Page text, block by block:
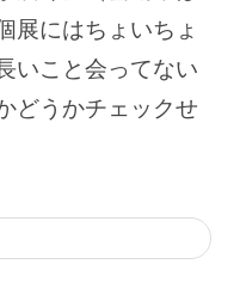
展にはちょいちょ
いこと会ってない
どうかチェックせ